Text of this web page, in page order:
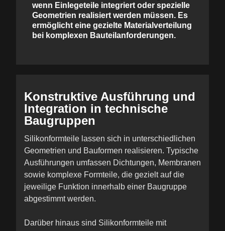
wenn Einlegeteile integriert oder spezielle
Geometrien realisiert werden müssen. Es
ermöglicht eine gezielte Materialverteilung
bei komplexen Bauteilanforderungen.
Konstruktive Ausführung und
Integration in technische
Baugruppen
Silikonformteile lassen sich in unterschiedlichen
Geometrien und Bauformen realisieren. Typische
Ausführungen umfassen Dichtungen, Membranen
sowie komplexe Formteile, die gezielt auf die
jeweilige Funktion innerhalb einer Baugruppe
abgestimmt werden.
Darüber hinaus sind Silikonformteile mit